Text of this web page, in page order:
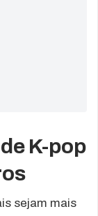
K-pop
sejam mais